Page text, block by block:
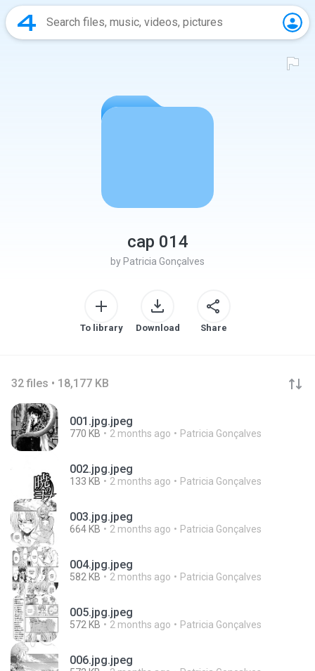
cap 014
by Patricia Gonçalves
To library Download Share
32 files • 18,177 KB
001.jpg.jpeg
770 KB 2 months ago Patricia Gonçalves
002.jpg.jpeg
133 KB 2 months ago Patricia Gonçalves
003.jpg.jpeg
664 KB 2 months ago Patricia Gonçalves
004.jpg.jpeg
582 KB 2 months ago Patricia Gonçalves
005.jpg.jpeg
572 KB 2 months ago Patricia Gonçalves
006.jpg.jpeg